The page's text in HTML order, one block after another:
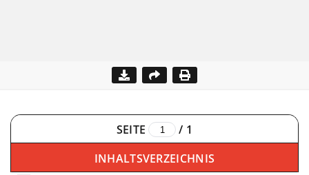
SEITE / 1
INHALTSVERZEICHNIS